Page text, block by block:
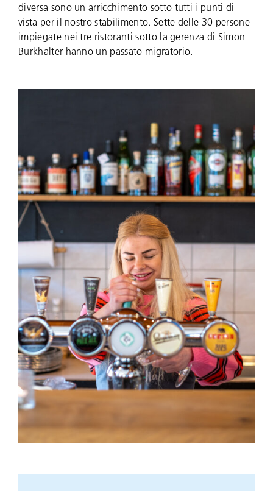
diversa sono un arricchimento sotto tutti i punti di
vista per il nostro stabilimento. Sette delle 30 persone
impiegate nei tre ristoranti sotto la gerenza di Simon
Burkhalter hanno un passato migratorio.